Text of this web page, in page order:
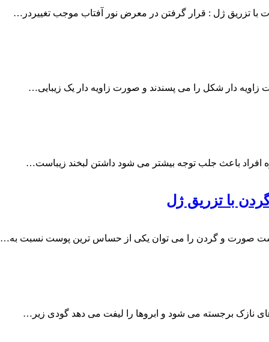
تزریق ژل : قرار گرفتن در معرض نور آفتاب موجب تغییردر…
دار شکل را می پسندند و صورت زاویه دار یک زیبایی…
افراد باعث جلب توجه بیشتر می شود داشتن لبخند زیباست…
با تزریق ژل
صورت و گردن را می توان یکی از حساس ترین پوست نسبت به…
نازک برجسته می شود و ابروها را لیفت می دهد گودی زیر…